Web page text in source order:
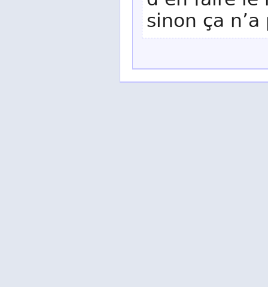
sinon ça